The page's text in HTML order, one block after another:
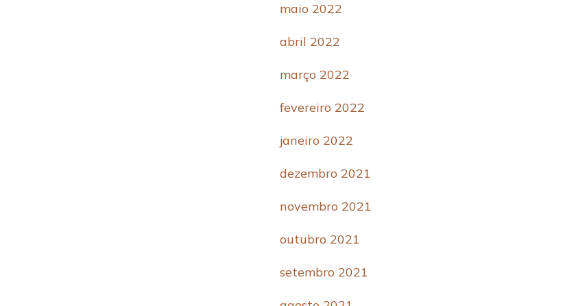
maio 2022
abril 2022
março 2022
fevereiro 2022
janeiro 2022
dezembro 2021
novembro 2021
outubro 2021
setembro 2021